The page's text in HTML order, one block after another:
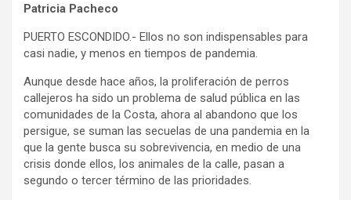
Patricia Pacheco
PUERTO ESCONDIDO.- Ellos no son indispensables para
casi nadie, y menos en tiempos de pandemia.
Aunque desde hace años, la proliferación de perros
callejeros ha sido un problema de salud pública en las
comunidades de la Costa, ahora al abandono que los
persigue, se suman las secuelas de una pandemia en la
que la gente busca su sobrevivencia, en medio de una
crisis donde ellos, los animales de la calle, pasan a
segundo o tercer término de las prioridades.